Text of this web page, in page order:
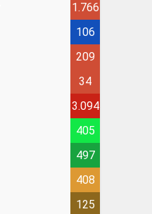
1.766
106
209
34
3.094
405
497
408
125